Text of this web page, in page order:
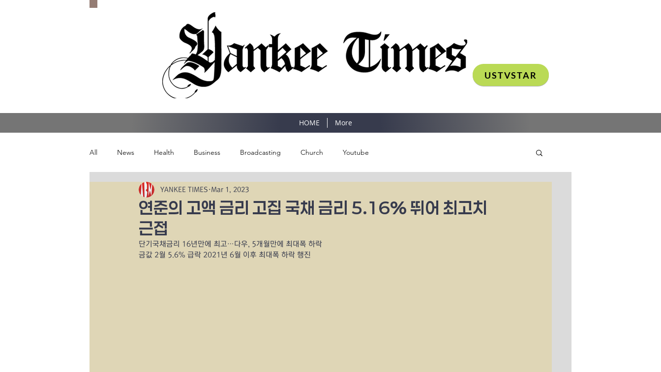
USTVSTAR
HOME More
All News Health Business Broadcasting Church Youtube
연준의 고액 금리 고집 국채 금리 5.16% 뛰어 최고치
근접
YANKEE TIMES Mar 1, 2023
단기국채금리 16년만에 최고…다우, 5개월만에 최대폭 하락
금값 2월 5.6% 급락 2021년 6월 이후 최대폭 하락 행진